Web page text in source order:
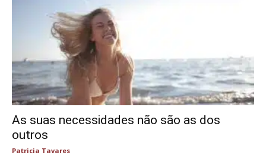
As suas necessidades não são as dos
outros
Patricia Tavares